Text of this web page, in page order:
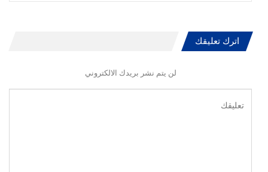
اترك تعليقك
لن يتم نشر بريدك الالكتروني